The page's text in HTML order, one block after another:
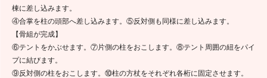
棟に差し込みます。
④合掌を柱の頭部へ差し込みます。⑤反対側も同様に差し込みます。
【骨組が完成】
⑥テントをかぶせます。⑦片側の柱をおこします。⑧テント周囲の紐をパイ
プに結びます。
⑨反対側の柱をおこします。⑩柱の方杖をそれぞれ各桁に固定させます。